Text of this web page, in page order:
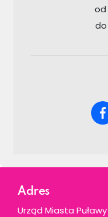
od
do
Adres
Urząd Miasta Puławy